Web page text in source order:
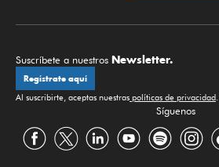
Suscríbete a nuestros Newsletter.
Regístrate aquí
Al suscribirte, aceptas nuestras políticas de privacidad.
Síguenos